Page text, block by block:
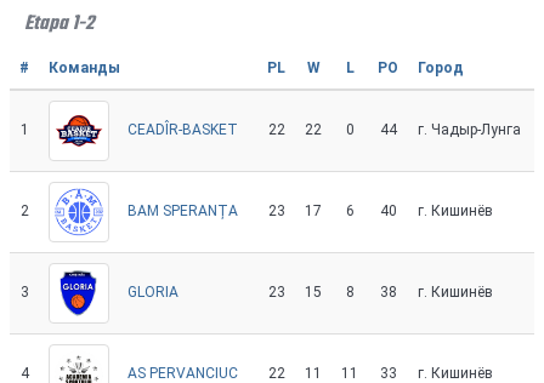
Etapa 1-2
# Команды PL W L PO Город
1 CEADÎR-BASKET 22 22 0 44 г. Чадыр-Лунга
2 BAM SPERANȚA 23 17 6 40 г. Кишинёв
3 GLORIA 23 15 8 38 г. Кишинёв
4 AS PERVANCIUC 22 11 11 33 г. Кишинёв